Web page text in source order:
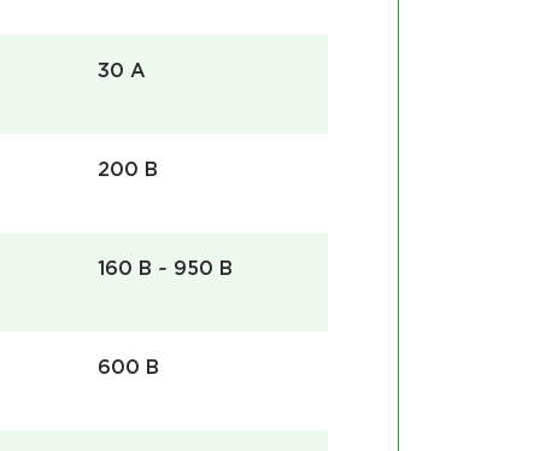
30 А
200 В
160 В ~ 950 В
600 В